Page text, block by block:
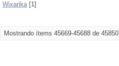
Wixarika[1]
Mostrando ítems 45669-45688 de 45850